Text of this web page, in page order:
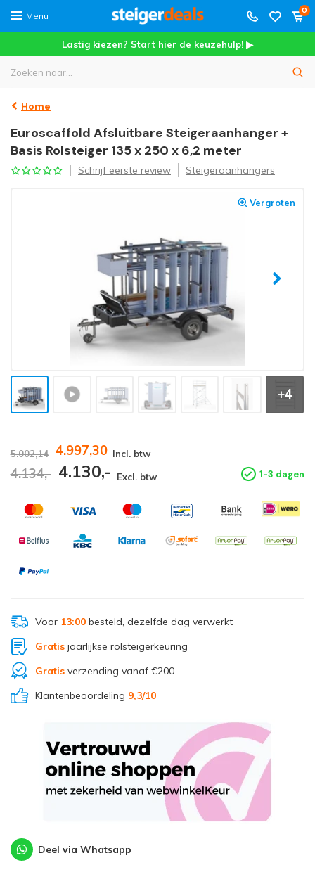
Menu
0
Lastig kiezen? Start hier de keuzehulp! ▶
Home
Euroscaffold Afsluitbare Steigeraanhanger +
Basis Rolsteiger 135 x 250 x 6,2 meter
Schrijf eerste review Steigeraanhangers
Vergroten
+4
5.002,14 4.997,30 Incl. btw
4.134,- 4.130,- Excl. btw 1-3 dagen
Voor 13:00besteld, dezelfde dag verwerkt
Gratisjaarlijkse rolsteigerkeuring
Gratisverzending vanaf €200
Klantenbeoordeling 9,3/10
Deel via Whatsapp